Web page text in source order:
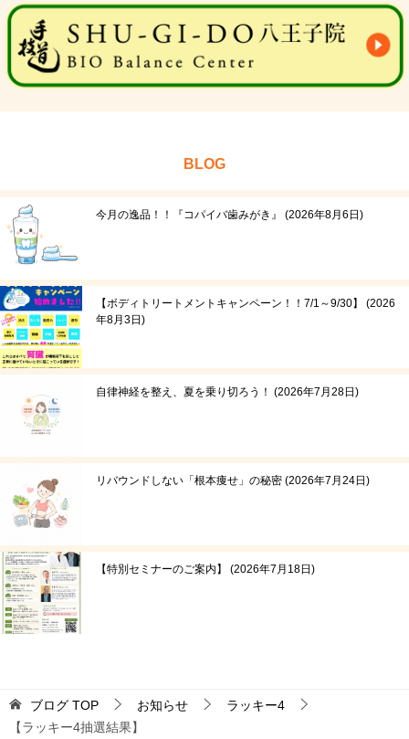
BLOG
今月の逸品！！『コパイバ歯みがき』 2026年8月6日
【ボディトリートメントキャンペーン！！7/1～9/30】
2026
年8月3日
自律神経を整え、夏を乗り切ろう！ 2026年7月28日
リバウンドしない「根本痩せ」の秘密 2026年7月24日
【特別セミナーのご案内】 2026年7月18日
ブログ TOP お知らせ
ラッキー4
【ラッキー4抽選結果】